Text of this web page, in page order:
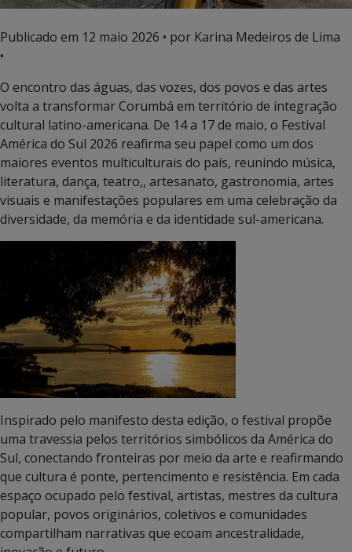
Publicado em 12 maio 2026 • por Karina Medeiros de Lima
•
O encontro das águas, das vozes, dos povos e das artes
volta a transformar Corumbá em território de integração
cultural latino-americana. De 14 a 17 de maio, o Festival
América do Sul 2026 reafirma seu papel como um dos
maiores eventos multiculturais do país, reunindo música,
literatura, dança, teatro,, artesanato, gastronomia, artes
visuais e manifestações populares em uma celebração da
diversidade, da memória e da identidade sul-americana.
Inspirado pelo manifesto desta edição, o festival propõe
uma travessia pelos territórios simbólicos da América do
Sul, conectando fronteiras por meio da arte e reafirmando
que cultura é ponte, pertencimento e resistência. Em cada
espaço ocupado pelo festival, artistas, mestres da cultura
popular, povos originários, coletivos e comunidades
compartilham narrativas que ecoam ancestralidade,